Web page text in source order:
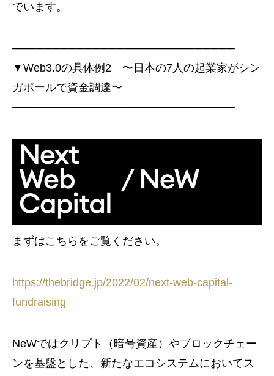
でいます。
────────────────────────────
▼Web3.0の具体例2 〜日本の7人の起業家がシン
ガポールで資金調達〜
────────────────────────────
まずはこちらをご覧ください。
https://thebridge.jp/2022/02/next-web-capital-
fundraising
NeWではクリプト（暗号資産）やブロックチェー
ンを基盤とした、新たなエコシステムにおいてス